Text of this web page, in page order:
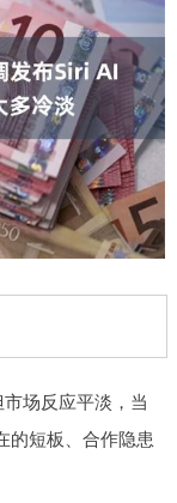
场反应平淡，当
的短板、合作隐患